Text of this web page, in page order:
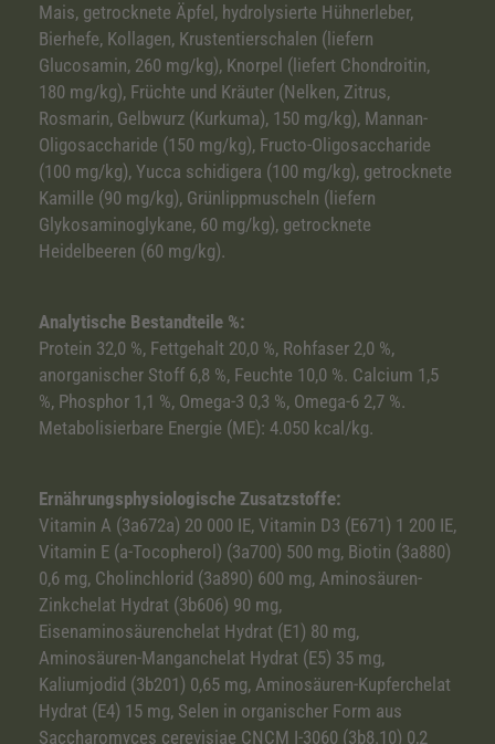
Mais, getrocknete Äpfel, hydrolysierte Hühnerleber,
Bierhefe, Kollagen, Krustentierschalen (liefern
Glucosamin, 260 mg/kg), Knorpel (liefert Chondroitin,
180 mg/kg), Früchte und Kräuter (Nelken, Zitrus,
Rosmarin, Gelbwurz (Kurkuma), 150 mg/kg), Mannan-
Oligosaccharide (150 mg/kg), Fructo-Oligosaccharide
(100 mg/kg), Yucca schidigera (100 mg/kg), getrocknete
Kamille (90 mg/kg), Grünlippmuscheln (liefern
Glykosaminoglykane, 60 mg/kg), getrocknete
Heidelbeeren (60 mg/kg).
Analytische Bestandteile %:
Protein 32,0 %, Fettgehalt 20,0 %, Rohfaser 2,0 %,
anorganischer Stoff 6,8 %, Feuchte 10,0 %. Calcium 1,5
%, Phosphor 1,1 %, Omega-3 0,3 %, Omega-6 2,7 %.
Metabolisierbare Energie (ME): 4.050 kcal/kg.
Ernährungsphysiologische Zusatzstoffe:
Vitamin A (3a672a) 20 000 IE, Vitamin D3 (E671) 1 200 IE,
Vitamin E (a-Tocopherol) (3a700) 500 mg, Biotin (3a880)
0,6 mg, Cholinchlorid (3a890) 600 mg, Aminosäuren-
Zinkchelat Hydrat (3b606) 90 mg,
Eisenaminosäurenchelat Hydrat (E1) 80 mg,
Aminosäuren-Manganchelat Hydrat (E5) 35 mg,
Kaliumjodid (3b201) 0,65 mg, Aminosäuren-Kupferchelat
Hydrat (E4) 15 mg, Selen in organischer Form aus
Saccharomyces cerevisiae CNCM I-3060 (3b8.10) 0,2